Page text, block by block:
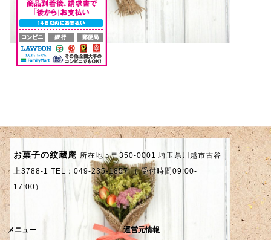
お菓子の紋蔵庵 所在地：〒350-0001 埼玉県川越市古谷
上3788-1 TEL：049-235-1857 （ 受付時間09:00-
17:00）
メニュー 運営元情報